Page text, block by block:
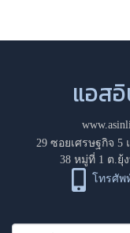
แอส
29 ซอยเศรษฐกิจ 5
38 หมู่ที่ 1 ต.ยุ้
โทรศัพ